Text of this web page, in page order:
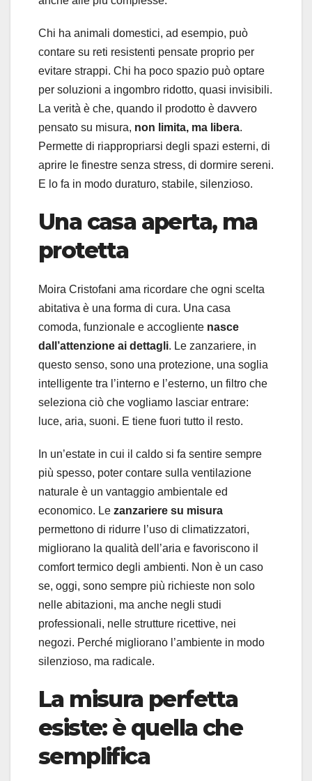
Chi ha animali domestici, ad esempio, può
contare su reti resistenti pensate proprio per
evitare strappi. Chi ha poco spazio può optare
per soluzioni a ingombro ridotto, quasi invisibili.
La verità è che, quando il prodotto è davvero
pensato su misura, non limita, ma libera.
Permette di riappropriarsi degli spazi esterni, di
aprire le finestre senza stress, di dormire sereni.
E lo fa in modo duraturo, stabile, silenzioso.
Una casa aperta, ma
protetta
Moira Cristofani ama ricordare che ogni scelta
abitativa è una forma di cura. Una casa
comoda, funzionale e accogliente nasce
dall’attenzione ai dettagli. Le zanzariere, in
questo senso, sono una protezione, una soglia
intelligente tra l’interno e l’esterno, un filtro che
seleziona ciò che vogliamo lasciar entrare:
luce, aria, suoni. E tiene fuori tutto il resto.
In un’estate in cui il caldo si fa sentire sempre
più spesso, poter contare sulla ventilazione
naturale è un vantaggio ambientale ed
economico. Le zanzariere su misura
permettono di ridurre l’uso di climatizzatori,
migliorano la qualità dell’aria e favoriscono il
comfort termico degli ambienti. Non è un caso
se, oggi, sono sempre più richieste non solo
nelle abitazioni, ma anche negli studi
professionali, nelle strutture ricettive, nei
negozi. Perché migliorano l’ambiente in modo
silenzioso, ma radicale.
La misura perfetta
esiste: è quella che
semplifica